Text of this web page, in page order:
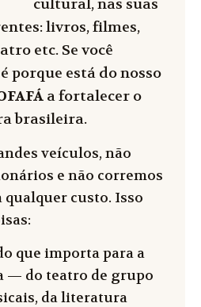
cultural, nas suas
livros, filmes,
etc. Se você
porque está do nosso
a fortalecer o
brasileira.
veículos, não
e não corremos
qualquer custo. Isso
que importa para a
— do teatro de grupo
da literatura